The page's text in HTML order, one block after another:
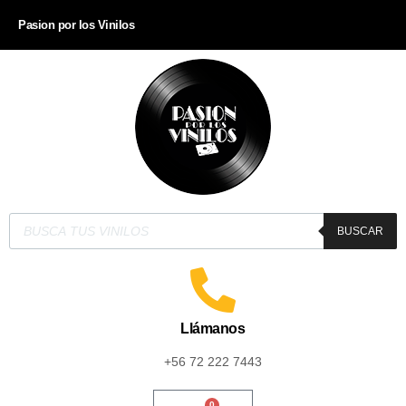
Pasion por los Vinilos
BUSCAR
Llámanos
+56 72 222 7443